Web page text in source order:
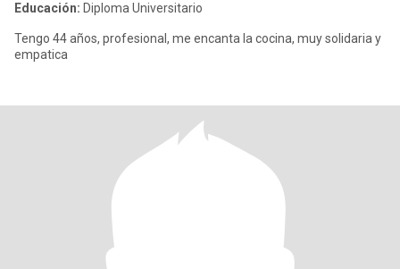
Educación: Diploma Universitario
Tengo 44 años, profesional, me encanta la cocina, muy solidaria y
empatica